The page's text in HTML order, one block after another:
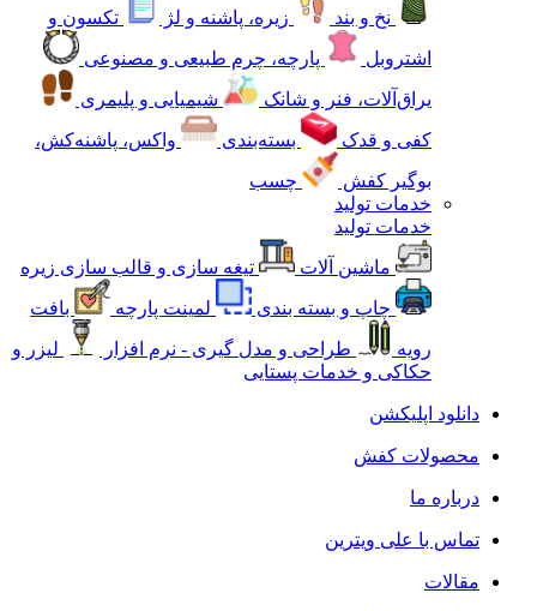
نخ و بند
زیره، پاشنه و لژ
تکسون و
اشتروبل
پارچه، چرم طبیعی و مصنوعی
یراق‌آلات، فنر و شانک
شیمیایی و پلیمری
کفی و قدک
بسته‌بندی
واکس، پاشنه‌کش،
بوگیر کفش
چسب
خدمات تولید
خدمات تولید
ماشین آلات
تیغه سازی و قالب سازی زیره
چاپ و بسته بندی
لمینت پارچه
بافت
رویه
طراحی و مدل گیری - نرم افزار
لیزر و
حکاکی و خدمات پستایی
دانلود اپلیکشن
محصولات کفش
درباره ما
تماس با علی ویترین
مقالات